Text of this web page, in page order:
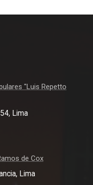
"Luis Repetto
Lima
de Cox
Lima